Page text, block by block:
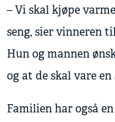
– Vi skal kjøpe
seng, sier vinneren
Hun og mannen
og at de skal vare en
Familien har også